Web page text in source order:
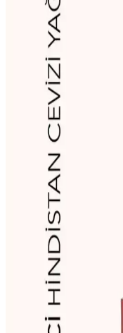
Şeftali Rengi Ruj:
Modern Makyaj
Şeftali rengi ruj, doğal
ve özel makyajlar için
önerileri ve trendler
Farmasi BB Mat
Karşılaştırması:
Farmasi BB Mat Ruj 04
08'in detaylı
performansını içerir.
belirlemenize yardımcı olur.
L'Oréal Kalıcı
Çeşitli Seçenekler
L'Oréal kalıcı rujlar,
seçenekleriyle makyajda
pratik uygulama
Max Factor Ruj
Rengine Uygun